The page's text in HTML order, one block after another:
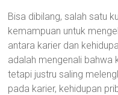
Bisa dibilang, salah satu
kemampuan untuk
antara karier dan
adalah mengenali bahwa
tetapi justru saling
pada karier, kehidupan